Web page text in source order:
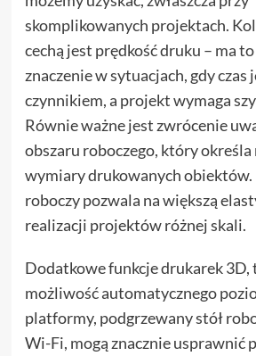
skomplikowanych projektach.
cechą jest prędkość druku – ma
znaczenie w sytuacjach, gdy
czynnikiem, a projekt wymaga
Równie ważne jest zwrócenie
obszaru roboczego, który określa
wymiary drukowanych obiektów.
roboczy pozwala na większą
realizacji projektów różnej skali.
Dodatkowe funkcje drukarek 3D,
możliwość automatycznego
platformy, podgrzewany stół
Wi-Fi, mogą znacznie usprawnić